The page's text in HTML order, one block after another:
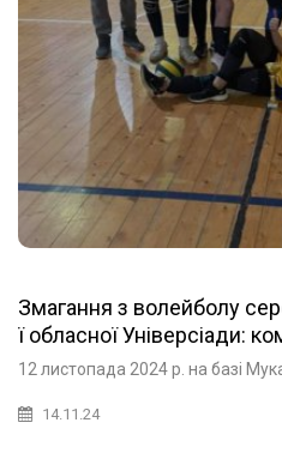
Змагання з волейболу
ї обласної Універсіади:
почесне ІІ місце
12 листопада 2024 р. на базі
14.11.24